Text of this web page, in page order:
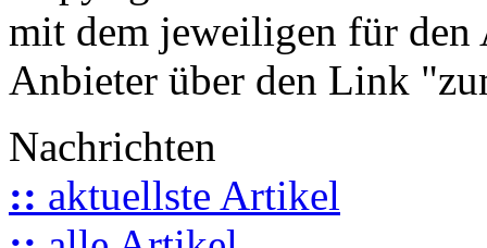
mit dem jeweiligen für
Anbieter über den Link
Nachrichten
:: aktuellste Artikel